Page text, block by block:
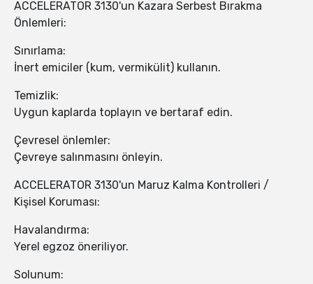
ACCELERATOR 3130'un Kazara Serbest Bırakma
Önlemleri:
Sınırlama:
İnert emiciler (kum, vermikülit) kullanın.
Temizlik:
Uygun kaplarda toplayın ve bertaraf edin.
Çevresel önlemler:
Çevreye salınmasını önleyin.
ACCELERATOR 3130'un Maruz Kalma Kontrolleri /
Kişisel Koruması:
Havalandırma:
Yerel egzoz öneriliyor.
Solunum: